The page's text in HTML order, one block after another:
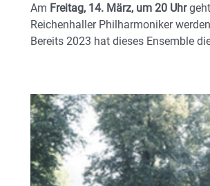
Am Freitag, 14. März, um 20 Uhr
Reichenhaller Philharmoniker
Bereits 2023 hat dieses Ensemble